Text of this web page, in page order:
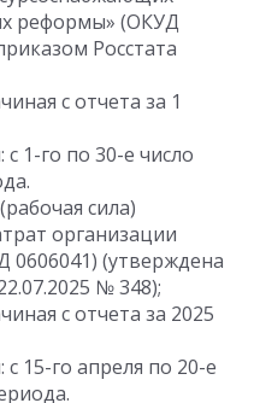
реформы» (ОКУД
Росстата
с отчета за 1
1-го по 30-е число
сила)
организации
0606041) (утверждена
№ 348);
с отчета за 2025
15-го апреля по 20-е